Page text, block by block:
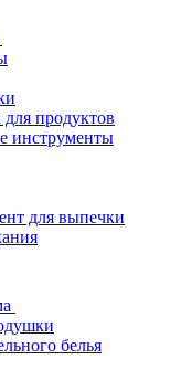
продуктов
инструменты
для выпечки
белья